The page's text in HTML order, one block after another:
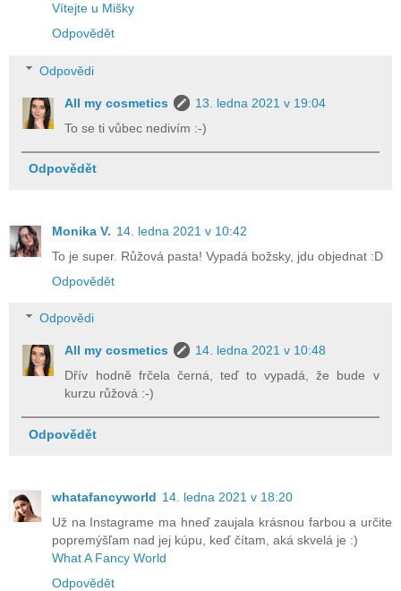
Vítejte u Mišky
Odpovědět
Odpovědi
All my cosmetics
13. ledna 2021 v 19:04
To se ti vůbec nedivím :-)
Odpovědět
Monika V. 14. ledna 2021 v 10:42
To je super. Růžová pasta! Vypadá božsky, jdu objednat :D
Odpovědět
Odpovědi
All my cosmetics
14. ledna 2021 v 10:48
Dřív hodně frčela černá, teď to vypadá, že bude v
kurzu růžová :-)
Odpovědět
whatafancyworld 14. ledna 2021 v 18:20
Už na Instagrame ma hneď zaujala krásnou farbou a určite
popremýšľam nad jej kúpu, keď čítam, aká skvelá je :)
What A Fancy World
Odpovědět